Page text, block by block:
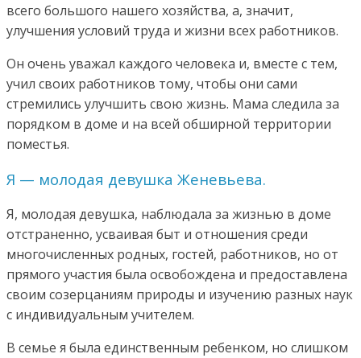
всего большого нашего хозяйства, а, значит,
улучшения условий труда и жизни всех работников.
Он очень уважал каждого человека и, вместе с тем,
учил своих работников тому, чтобы они сами
стремились улучшить свою жизнь. Мама следила за
порядком в доме и на всей обширной территории
поместья.
Я — молодая девушка Женевьева.
Я, молодая девушка, наблюдала за жизнью в доме
отстраненно, усваивая быт и отношения среди
многочисленных родных, гостей, работников, но от
прямого участия была освобождена и предоставлена
своим созерцаниям природы и изучению разных наук
с индивидуальным учителем.
В семье я была единственным ребенком, но слишком